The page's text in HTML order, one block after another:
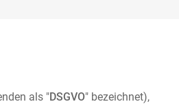
als "DSGVO" bezeichnet),